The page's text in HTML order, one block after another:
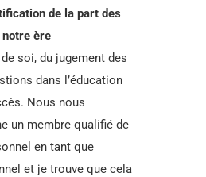
de la part des
ère
soi, du jugement des
dans l’éducation
Nous nous
un membre qualifié de
en tant que
et je trouve que cela